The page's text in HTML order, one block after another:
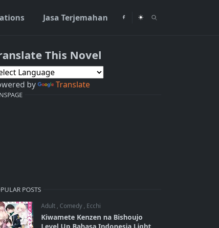
Jasa Terjemahan
This Novel
by Translate
POSTS
Adult , Comedy , Ecchi
Kiwamete Kenzen na Bishoujo